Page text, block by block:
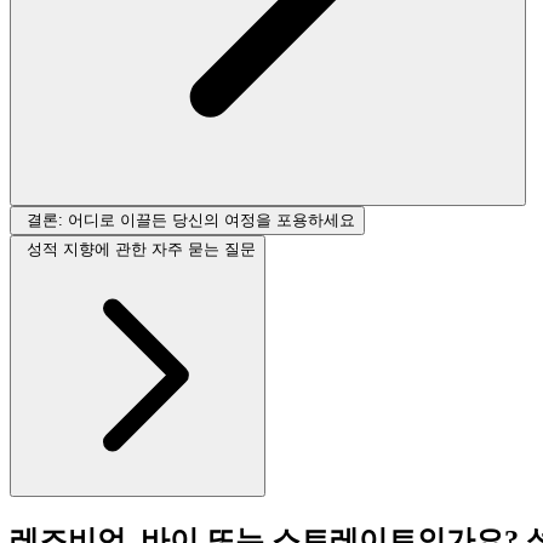
결론: 어디로 이끌든 당신의 여정을 포용하세요
성적 지향에 관한 자주 묻는 질문